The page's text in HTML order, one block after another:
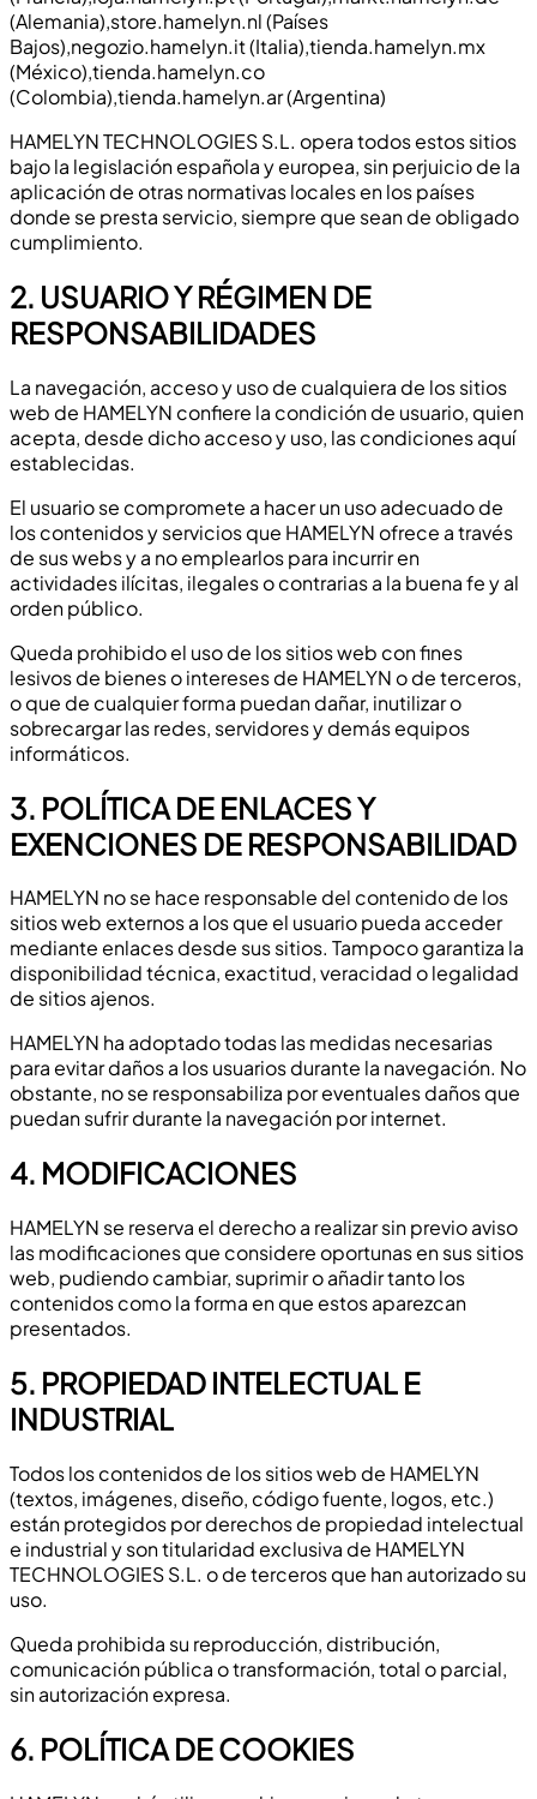
(Alemania),store.hamelyn.nl (Países
Bajos),negozio.hamelyn.it (Italia),tienda.hamelyn.mx
(México),tienda.hamelyn.co
(Colombia),tienda.hamelyn.ar (Argentina)
HAMELYN TECHNOLOGIES S.L. opera todos estos sitios
bajo la legislación española y europea, sin perjuicio de la
aplicación de otras normativas locales en los países
donde se presta servicio, siempre que sean de obligado
cumplimiento.
2. USUARIO Y RÉGIMEN DE
RESPONSABILIDADES
La navegación, acceso y uso de cualquiera de los sitios
web de HAMELYN confiere la condición de usuario, quien
acepta, desde dicho acceso y uso, las condiciones aquí
establecidas.
El usuario se compromete a hacer un uso adecuado de
los contenidos y servicios que HAMELYN ofrece a través
de sus webs y a no emplearlos para incurrir en
actividades ilícitas, ilegales o contrarias a la buena fe y al
orden público.
Queda prohibido el uso de los sitios web con fines
lesivos de bienes o intereses de HAMELYN o de terceros,
o que de cualquier forma puedan dañar, inutilizar o
sobrecargar las redes, servidores y demás equipos
informáticos.
3. POLÍTICA DE ENLACES Y
EXENCIONES DE RESPONSABILIDAD
HAMELYN no se hace responsable del contenido de los
sitios web externos a los que el usuario pueda acceder
mediante enlaces desde sus sitios. Tampoco garantiza la
disponibilidad técnica, exactitud, veracidad o legalidad
de sitios ajenos.
HAMELYN ha adoptado todas las medidas necesarias
para evitar daños a los usuarios durante la navegación. No
obstante, no se responsabiliza por eventuales daños que
puedan sufrir durante la navegación por internet.
4. MODIFICACIONES
HAMELYN se reserva el derecho a realizar sin previo aviso
las modificaciones que considere oportunas en sus sitios
web, pudiendo cambiar, suprimir o añadir tanto los
contenidos como la forma en que estos aparezcan
presentados.
5. PROPIEDAD INTELECTUAL E
INDUSTRIAL
Todos los contenidos de los sitios web de HAMELYN
(textos, imágenes, diseño, código fuente, logos, etc.)
están protegidos por derechos de propiedad intelectual
e industrial y son titularidad exclusiva de HAMELYN
TECHNOLOGIES S.L. o de terceros que han autorizado su
uso.
Queda prohibida su reproducción, distribución,
comunicación pública o transformación, total o parcial,
sin autorización expresa.
6. POLÍTICA DE COOKIES